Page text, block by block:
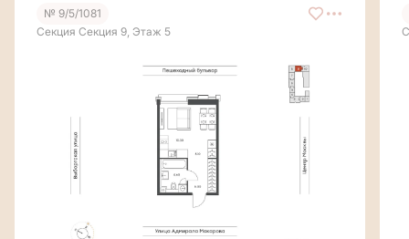
№ 9/5/1081
Секция Секция 9, Этаж 5